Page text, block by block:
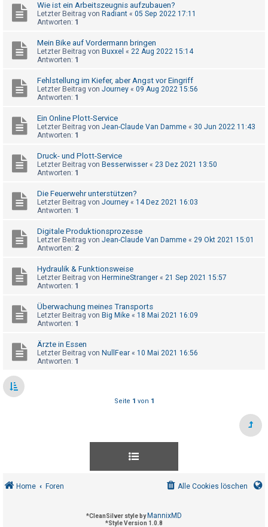
e
r
n
U
n
b
e
n
t
o
r
t
e
e
T
h
e
e
n
i
v
Wie ist ein Arbeitszeugnis aufzubauen?
Letzter Beitrag von Radiant « 05 Sep 2022 17:11
Antworten: 1
Mein Bike auf Vordermann bringen
Letzter Beitrag von Buxxel « 22 Aug 2022 15:14
Antworten: 1
Fehlstellung im Kiefer, aber Angst vor Eingriff
Letzter Beitrag von Journey « 09 Aug 2022 15:56
Antworten: 1
Ein Online Plott-Service
Letzter Beitrag von Jean-Claude Van Damme « 30 Jun 2022 11:43
Antworten: 1
Druck- und Plott-Service
Letzter Beitrag von Besserwisser « 23 Dez 2021 13:50
Antworten: 1
Die Feuerwehr unterstützen?
Letzter Beitrag von Journey « 14 Dez 2021 16:03
Antworten: 1
Digitale Produktionsprozesse
Letzter Beitrag von Jean-Claude Van Damme « 29 Okt 2021 15:01
Antworten: 2
Hydraulik & Funktionsweise
Letzter Beitrag von HermineStranger « 21 Sep 2021 15:57
Antworten: 1
Überwachung meines Transports
Letzter Beitrag von Big Mike « 18 Mai 2021 16:09
Antworten: 1
Ärzte in Essen
Letzter Beitrag von NullFear « 10 Mai 2021 16:56
Antworten: 1
Seite 1 von 1
Home Foren Alle Cookies löschen
*CleanSilver style by MannixMD
*Style Version 1.0.8